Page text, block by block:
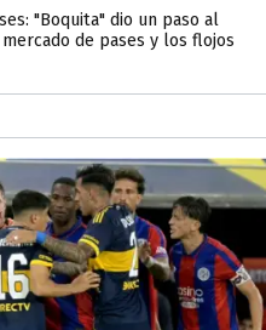
"Boquita" dio un paso al
de pases y los flojos